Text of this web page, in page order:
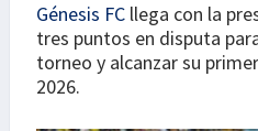
Génesis FC llega con la
tres puntos en disputa
torneo y alcanzar su
2026.